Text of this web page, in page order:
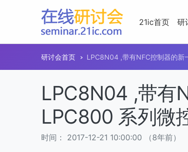
21ic首页 研
研讨会首页 LPC8N04 ,带有NFC控制器的新
LPC8N04 ,带有
LPC800 系列微
时间： 2017-12-21 10:00:00 （8年前）